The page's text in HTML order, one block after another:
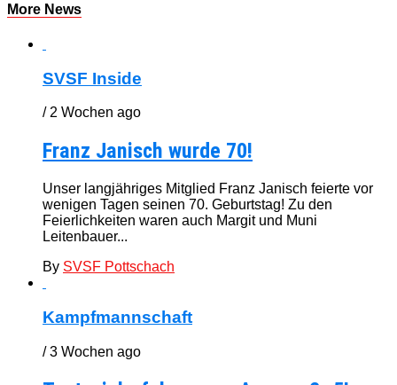
More News
SVSF Inside
/ 2 Wochen ago
Franz Janisch wurde 70!
Unser langjähriges Mitglied Franz Janisch feierte vor
wenigen Tagen seinen 70. Geburtstag! Zu den
Feierlichkeiten waren auch Margit und Muni
Leitenbauer...
By SVSF Pottschach
Kampfmannschaft
/ 3 Wochen ago